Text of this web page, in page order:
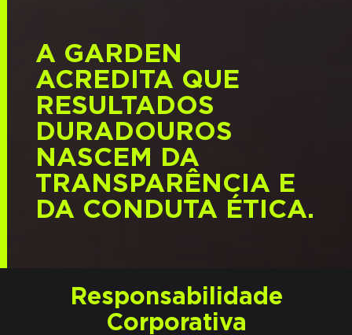
A GARDEN
ACREDITA QUE
RESULTADOS
DURADOUROS
NASCEM DA
TRANSPARÊNCIA E
DA CONDUTA ÉTICA.
Responsabilidade
Corporativa